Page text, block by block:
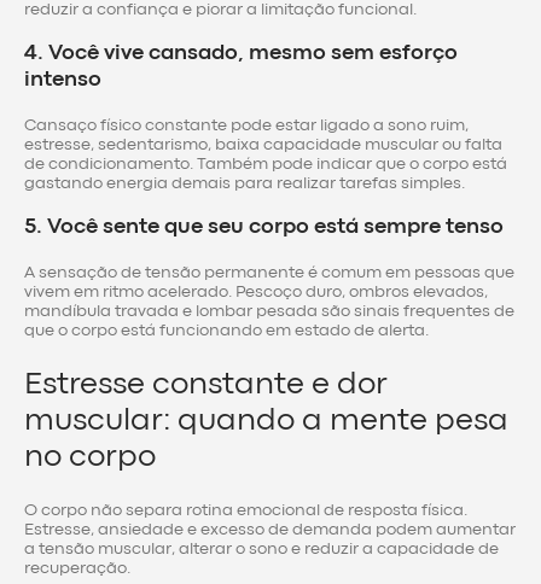
reduzir a confiança e piorar a limitação funcional.
4. Você vive cansado, mesmo sem esforço
intenso
Cansaço físico constante pode estar ligado a sono ruim,
estresse, sedentarismo, baixa capacidade muscular ou falta
de condicionamento. Também pode indicar que o corpo está
gastando energia demais para realizar tarefas simples.
5. Você sente que seu corpo está sempre tenso
A sensação de tensão permanente é comum em pessoas que
vivem em ritmo acelerado. Pescoço duro, ombros elevados,
mandíbula travada e lombar pesada são sinais frequentes de
que o corpo está funcionando em estado de alerta.
Estresse constante e dor
muscular: quando a mente pesa
no corpo
O corpo não separa rotina emocional de resposta física.
Estresse, ansiedade e excesso de demanda podem aumentar
a tensão muscular, alterar o sono e reduzir a capacidade de
recuperação.